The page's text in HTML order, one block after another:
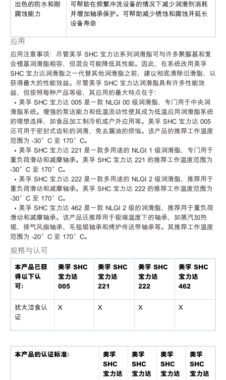
出色的防水和耐
腐蚀能力
可帮助在频繁冲洗设备的情况下减少润滑剂消耗
并增加轴承保护。可帮助减少锈蚀和腐蚀并延长
设备寿命
应用
应用注意事项：尽管美孚 SHC 宝力达系列润滑脂可与许多聚脲基和复
合锂基润滑脂相容，但混合可能降低其性能。因此，在系统改用美孚
SHC 宝力达润滑脂之一代替其他润滑脂之前，建议彻底清除旧滑脂，以
获得最大的性能效益。尽管美孚 SHC 宝力达润滑脂具有许多性能效
益，但按照每种产品等级，其应用的最大特点在于：
• 美孚 SHC 宝力达 005 是一款 NLGI 00 级润滑脂，专门用于中央润
滑脂系统。增强的泵送能力和低温流动性使其成为低温应用润滑脂系统
的理想选择，如食品加工制冷机或户外应用等。美孚 SHC 宝力达 005
还可用于密封式齿轮的润滑，免去漏油的烦恼。该产品的推荐工作温度
范围为 -30°C 至 170°C。
• 美孚 SHC 宝力达 221 是一款多用途的 NLGI 1 级润滑脂，专门用于
重负荷滑动和减摩轴承。美孚 SHC 宝力达 221 的推荐工作温度范围为
-30°C 至 170°C。
• 美孚 SHC 宝力达 222 是一款多用途的 NLGI 2 级润滑脂，推荐用于
重负荷滑动和减摩轴承。美孚 SHC 宝力达 222 的推荐工作温度范围为
-30°C 至 170°C。
• 美孚 SHC 宝力达 462 是一款 NLGI 2 级的润滑脂，推荐用于重负荷
滑动和减摩轴承。该产品还推荐用于极端温度下的轴承，如蒸汽加热
辊、排气风扇轴承、毛毯辊轴承和烤炉传送带轴承等。其推荐工作温度
范围为 -20°C 至 170°C。
规格与认可
本产品已获
得以下认
可：
美孚 SHC
宝力达
005
美孚 SHC
宝力达
221
美孚 SHC
宝力达
222
美孚 SHC
宝力达
462
犹太洁食认
证
X X X X
本产品的认证标准：
美孚
SHC
宝力达
美孚
SHC
宝力达
美孚
SHC
宝力达
美孚
SHC
宝力达